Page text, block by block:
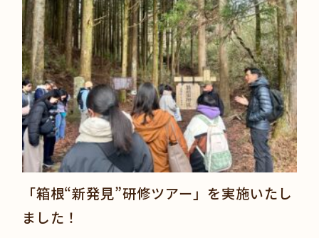
「箱根“新発見”研修ツアー」を実施いたし
ました！